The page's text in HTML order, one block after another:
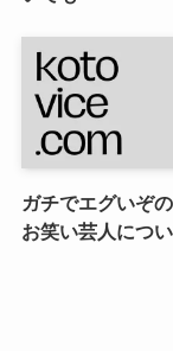
ガチでエグいぞ
お笑い芸人につ